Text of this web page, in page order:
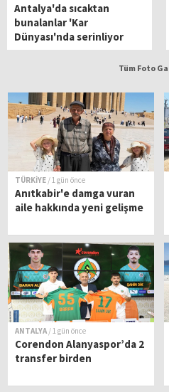
Antalya'da sıcaktan
bunalanlar 'Kar
Dünyası'nda serinliyor
Tüm Foto
TÜRKİYE / 1 gün önce
Anıtkabir'e damga vuran
aile hakkında yeni gelişme
ANTALYA / 1 gün önce
Corendon Alanyaspor’da 2
transfer birden